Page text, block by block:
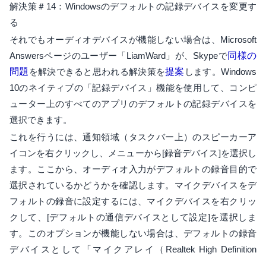
解決策＃14：Windowsのデフォルトの記録デバイスを変更す
る
それでもオーディオデバイスが機能しない場合は、Microsoft
Answersページのユーザー「LiamWard」が、Skypeで同様の
問題 を解決できると思われる解決策を提案 します。Windows
10のネイティブの「記録デバイス」機能を使用して、コンピ
ューター上のすべてのアプリのデフォルトの記録デバイスを
選択できます。
これを行うには、通知領域（タスクバー上）のスピーカーア
イコンを右クリックし、メニューから[録音デバイス]を選択し
ます。ここから、オーディオ入力がデフォルトの録音目的で
選択されているかどうかを確認します。マイクデバイスをデ
フォルトの録音に設定するには、マイクデバイスを右クリッ
クして、[デフォルトの通信デバイスとして設定]を選択しま
す。このオプションが機能しない場合は、デフォルトの録音
デバイスとして「マイクアレイ（Realtek High Definition